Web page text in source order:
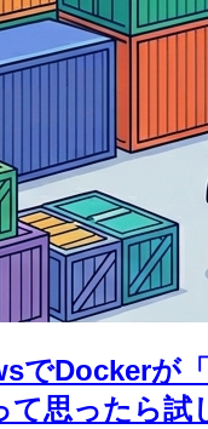
でDockerが
思ったら試